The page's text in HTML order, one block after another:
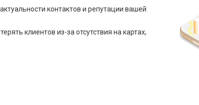
контактов и репутации вашей
клиентов из-за отсутствия на картах,